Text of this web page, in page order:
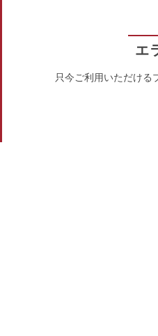
エ
只今ご利用いただける